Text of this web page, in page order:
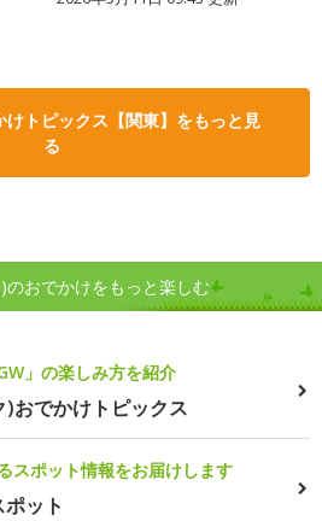
けトピックス【関東】をもっと見
る
おでかけをもっと楽しむ
」の楽しみ方を紹介
おでかけトピックス
スポット情報をお届けします
ット